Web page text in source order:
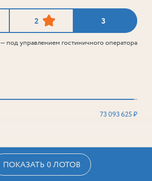
2 3
— под управлением гостиничного оператора
73 093 625 ₽
ПОКАЗАТЬ 0 ЛОТОВ